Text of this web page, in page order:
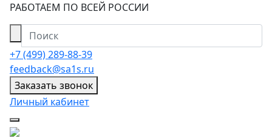
РАБОТАЕМ ПО ВСЕЙ РОССИИ
+7 (499) 289-88-39
feedback@sa1s.ru
Заказать звонок
Личный кабинет